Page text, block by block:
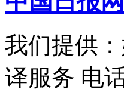
我们提供
译服务 电